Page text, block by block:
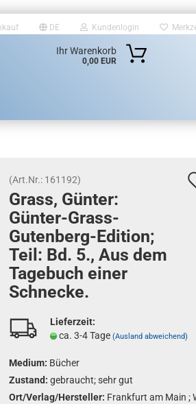
DE Kundenlogin
Ihr Warenkorb
0,00 EUR
(Art.Nr.: 161192)
Grass, Gün­ter:
Günter-​Grass-
Gutenberg-Edition;
Teil: Bd. 5., Aus dem
Ta­ge­buch einer
Schne­cke.
Lieferzeit:
ca. 3-4 Tage (Ausland abweichend)
Medium: Bücher
Zustand: gebraucht; sehr gut
Ort/Verlag/Hersteller: Frankfurt am Main ;